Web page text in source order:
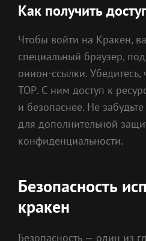
Как получить
Чтобы войти на Кракен,
специальный браузер,
онион-ссылки. Убедитесь,
ТОР. С ним доступ к
и безопаснее. Не
для дополнительной
конфиденциальности.
Безопасность
кракен
Безопасность — один из